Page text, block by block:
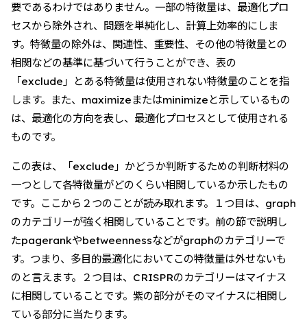
要であるわけではありません。一部の特徴量は、最適化プロ
セスから除外され、問題を単純化し、計算上効率的にしま
す。特徴量の除外は、関連性、重要性、その他の特徴量との
相関などの基準に基づいて行うことができ、表の
「exclude」とある特徴量は使用されない特徴量のことを指
します。また、maximizeまたはminimizeと示しているもの
は、最適化の方向を表し、最適化プロセスとして使用される
ものです。
この表は、「exclude」かどうか判断するための判断材料の
一つとして各特徴量がどのくらい相関しているか示したもの
です。ここから２つのことが読み取れます。１つ目は、graph
のカテゴリーが強く相関していることです。前の節で説明し
たpagerankやbetweennessなどがgraphのカテゴリーで
す。つまり、多目的最適化においてこの特徴量は外せないも
のと言えます。２つ目は、CRISPRのカテゴリーはマイナス
に相関していることです。紫の部分がそのマイナスに相関し
ている部分に当たります。